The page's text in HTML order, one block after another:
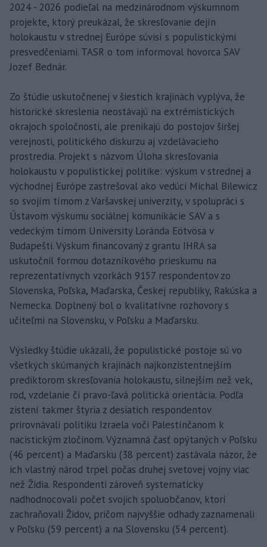
2024 - 2026 podieľal na medzinárodnom výskumnom
projekte, ktorý preukázal, že skresľovanie dejín
holokaustu v strednej Európe súvisí s populistickými
presvedčeniami. TASR o tom informoval hovorca SAV
Jozef Bednár.
Zo štúdie uskutočnenej v šiestich krajinách vyplýva, že
historické skreslenia neostávajú na extrémistických
okrajoch spoločnosti, ale prenikajú do postojov širšej
verejnosti, politického diskurzu aj vzdelávacieho
prostredia. Projekt s názvom Úloha skresľovania
holokaustu v populistickej politike: výskum v strednej a
východnej Európe zastrešoval ako vedúci Michal Bilewicz
so svojím tímom z Varšavskej univerzity, v spolupráci s
Ústavom výskumu sociálnej komunikácie SAV a s
vedeckým tímom University Loránda Eötvösa v
Budapešti. Výskum financovaný z grantu IHRA sa
uskutočnil formou dotazníkového prieskumu na
reprezentatívnych vzorkách 9157 respondentov zo
Slovenska, Poľska, Maďarska, Českej republiky, Rakúska a
Nemecka. Doplnený bol o kvalitatívne rozhovory s
učiteľmi na Slovensku, v Poľsku a Maďarsku.
Výsledky štúdie ukázali, že populistické postoje sú vo
všetkých skúmaných krajinách najkonzistentnejším
prediktorom skresľovania holokaustu, silnejším než vek,
rod, vzdelanie či pravo-ľavá politická orientácia. Podľa
zistení takmer štyria z desiatich respondentov
prirovnávali politiku Izraela voči Palestínčanom k
nacistickým zločinom. Významná časť opýtaných v Poľsku
(46 percent) a Maďarsku (38 percent) zastávala názor, že
ich vlastný národ trpel počas druhej svetovej vojny viac
než Židia. Respondenti zároveň systematicky
nadhodnocovali počet svojich spoluobčanov, ktorí
zachraňovali Židov, pričom najvyššie odhady zaznamenali
v Poľsku (59 percent) a na Slovensku (54 percent).